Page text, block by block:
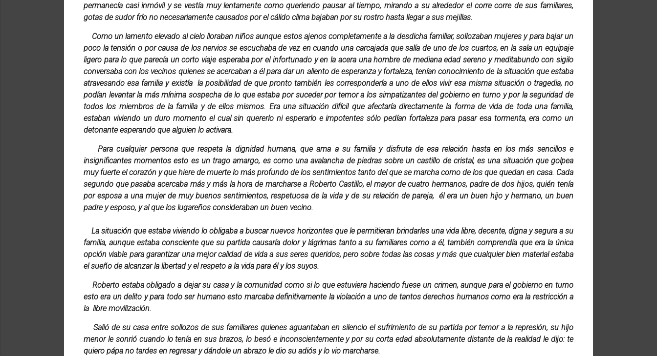
permanecía casi inmóvil y se vestía muy lentamente como queriendo pausar al tiempo, mirando a su alrededor el corre corre de sus familiares,
gotas de sudor frío no necesariamente causados por el cálido clima bajaban por su rostro hasta llegar a sus mejillas.
Como un lamento elevado al cielo lloraban niños aunque estos ajenos completamente a la desdicha familiar, sollozaban mujeres y para bajar un
poco la tensión o por causa de los nervios se escuchaba de vez en cuando una carcajada que salía de uno de los cuartos, en la sala un equipaje
ligero para lo que parecía un corto viaje esperaba por el infortunado y en la acera una hombre de mediana edad sereno y meditabundo con sigilo
conversaba con los vecinos quienes se acercaban a él para dar un aliento de esperanza y fortaleza, tenían conocimiento de la situación que estaba
atravesando esa familia y existía la posibilidad de que pronto también les correspondería a uno de ellos vivir esa misma situación o tragedia, no
podían levantar la más mínima sospecha de lo que estaba por suceder por temor a los simpatizantes del gobierno en turno y por la seguridad de
todos los miembros de la familia y de ellos mismos. Era una situación difícil que afectaría directamente la forma de vida de toda una familia,
estaban viviendo un duro momento el cual sin quererlo ni esperarlo e impotentes sólo pedían fortaleza para pasar esa tormenta, era como un
detonante esperando que alguien lo activara.
Para cualquier persona que respeta la dignidad humana, que ama a su familia y disfruta de esa relación hasta en los más sencillos e
insignificantes momentos esto es un trago amargo, es como una avalancha de piedras sobre un castillo de cristal, es una situación que golpea
muy fuerte el corazón y que hiere de muerte lo más profundo de los sentimientos tanto del que se marcha como de los que quedan en casa. Cada
segundo que pasaba acercaba más y más la hora de marcharse a Roberto Castillo, el mayor de cuatro hermanos, padre de dos hijos, quién tenía
por esposa a una mujer de muy buenos sentimientos, respetuosa de la vida y de su relación de pareja, él era un buen hijo y hermano, un buen
padre y esposo, y al que los lugareños consideraban un buen vecino.
La situación que estaba viviendo lo obligaba a buscar nuevos horizontes que le permitieran brindarles una vida libre, decente, digna y segura a su
familia, aunque estaba consciente que su partida causaría dolor y lágrimas tanto a su familiares como a él, también comprendía que era la única
opción viable para garantizar una mejor calidad de vida a sus seres queridos, pero sobre todas las cosas y más que cualquier bien material estaba
el sueño de alcanzar la libertad y el respeto a la vida para él y los suyos.
Roberto estaba obligado a dejar su casa y la comunidad como si lo que estuviera haciendo fuese un crimen, aunque para el gobierno en turno
esto era un delito y para todo ser humano esto marcaba definitivamente la violación a uno de tantos derechos humanos como era la restricción a
la libre movilización.
Salió de su casa entre sollozos de sus familiares quienes aguantaban en silencio el sufrimiento de su partida por temor a la represión, su hijo
menor le sonrió cuando lo tenía en sus brazos, lo besó e inconscientemente y por su corta edad absolutamente distante de la realidad le dijo: te
quiero pápa no tardes en regresar y dándole un abrazo le dio su adiós y lo vio marcharse.